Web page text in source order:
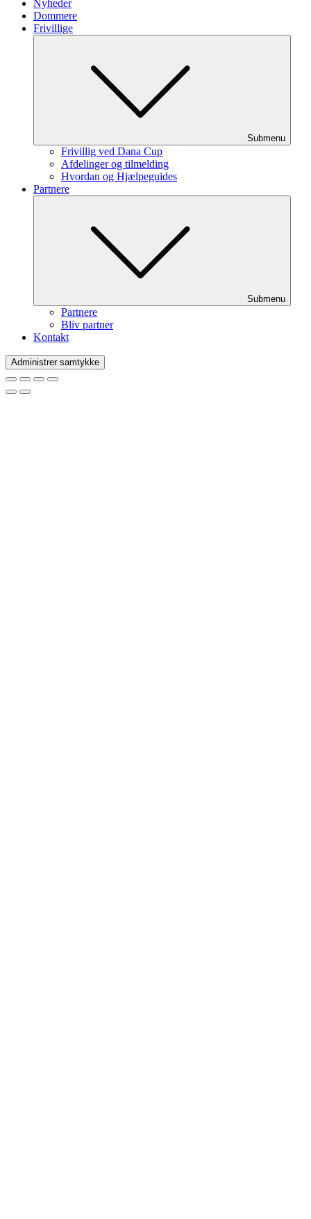
Nyheder
Dommere
Frivillige
Submenu
Frivillig ved Dana Cup
Afdelinger og tilmelding
Hvordan og Hjælpeguides
Partnere
Submenu
Partnere
Bliv partner
Kontakt
Administrer samtykke